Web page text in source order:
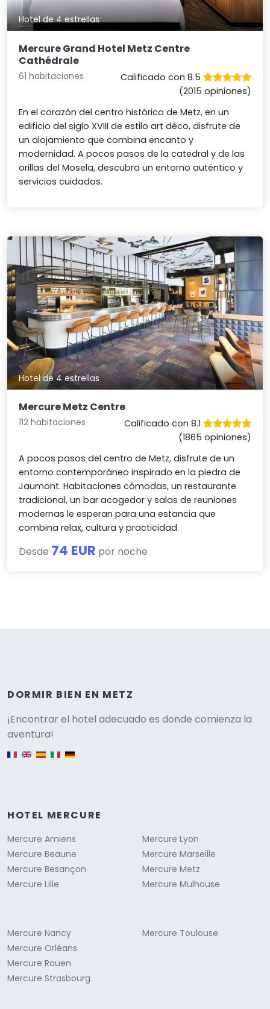
Hotel de 4 estrellas
Mercure Grand Hotel Metz Centre
Cathédrale
61 habitaciones
Calificado con 8.5
(2015 opiniones)
En el corazón del centro histórico de Metz, en un
edificio del siglo XVIII de estilo art déco, disfrute de
un alojamiento que combina encanto y
modernidad. A pocos pasos de la catedral y de las
orillas del Mosela, descubra un entorno auténtico y
servicios cuidados.
Hotel de 4 estrellas
Mercure Metz Centre
112 habitaciones
Calificado con 8.1
(1865 opiniones)
A pocos pasos del centro de Metz, disfrute de un
entorno contemporáneo inspirado en la piedra de
Jaumont. Habitaciones cómodas, un restaurante
tradicional, un bar acogedor y salas de reuniones
modernas le esperan para una estancia que
combina relax, cultura y practicidad.
Desde 74 EUR por noche
DORMIR BIEN EN METZ
¡Encontrar el hotel adecuado es donde comienza la
aventura!
HOTEL MERCURE
Mercure Amiens
Mercure Beaune
Mercure Besançon
Mercure Lille
Mercure Lyon
Mercure Marseille
Mercure Metz
Mercure Mulhouse
Mercure Nancy
Mercure Orléans
Mercure Rouen
Mercure Strasbourg
Mercure Toulouse